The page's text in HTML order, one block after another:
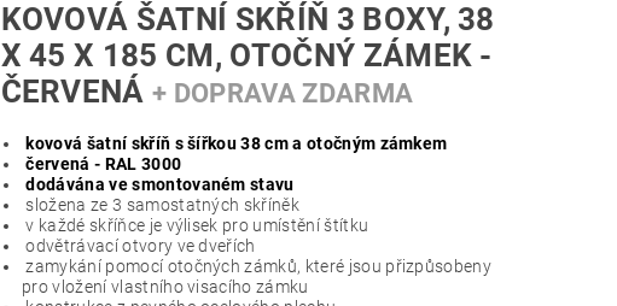
KOVOVÁ ŠATNÍ SKŘÍŇ 3 BOXY, 38
X 45 X 185 CM, OTOČNÝ ZÁMEK -
ČERVENÁ+ DOPRAVA ZDARMA
kovová šatní skříň s šířkou 38 cm a otočným zámkem
červená - RAL 3000
dodávána ve smontovaném stavu
složena ze 3 samostatných skříněk
v každé skříňce je výlisek pro umístění štítku
odvětrávací otvory ve dveřích
zamykání pomocí otočných zámků, které jsou přizpůsobeny
pro vložení vlastního visacího zámku